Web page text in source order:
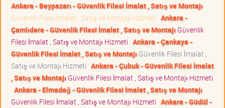
Ankara - Beypazarı - Güvenlik Filesi İmalat , Satış ve Montajı
Güvenlik Filesi İmalat , Satış ve Montajı Hizmeti Ankara -
Çamlıdere - Güvenlik Filesi İmalat , Satış ve Montajı Güvenlik
Filesi İmalat , Satış ve Montajı Hizmeti Ankara - Çankaya -
Güvenlik Filesi İmalat , Satış ve Montajı Güvenlik Filesi İmalat ,
Satış ve Montajı Hizmeti Ankara - Çubuk - Güvenlik Filesi İmalat
, Satış ve Montajı Güvenlik Filesi İmalat , Satış ve Montajı Hizmeti
Ankara - Elmadağ - Güvenlik Filesi İmalat , Satış ve Montajı
Güvenlik Filesi İmalat , Satış ve Montajı Hizmeti Ankara - Güdül -